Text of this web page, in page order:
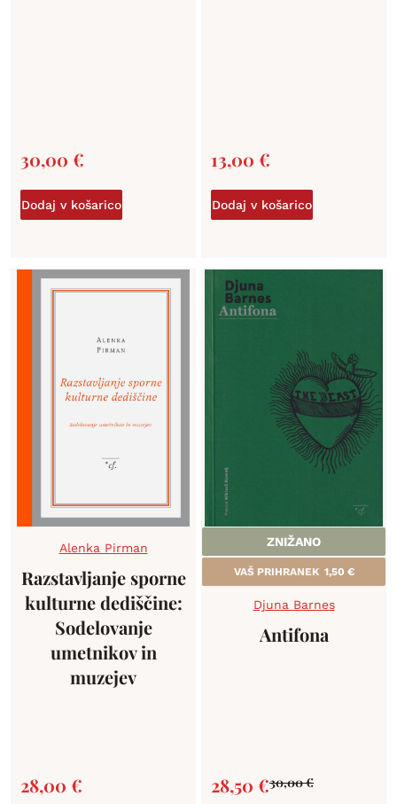
30,00 €
Dodaj v košarico
13,00 €
Dodaj v košarico
Alenka Pirman
Razstavljanje sporne
kulturne dediščine:
Sodelovanje
umetnikov in
muzejev
28,00 €
ZNIŽANO
VAŠ PRIHRANEK 1,50 €
Djuna Barnes
Antifona
30,00€
28,50 €